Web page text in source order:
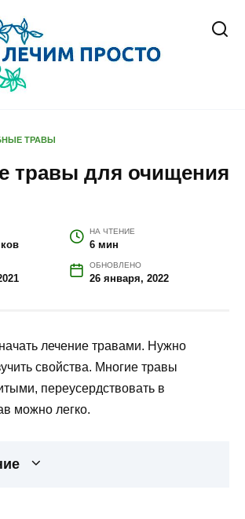
ТРАВЫ
травы для очищения
НА ЧТЕНИЕ
6 мин
ОБНОВЛЕНО
26 января, 2022
лечение травами. Нужно
свойства. Многие травы
переусердствовать в
можно легко.